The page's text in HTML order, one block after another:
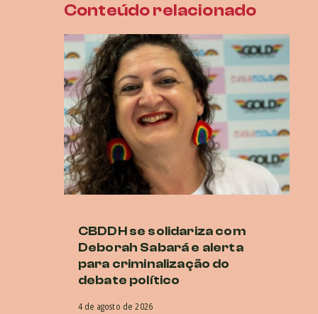
Conteúdo relacionado
CBDDH se solidariza com
Deborah Sabará e alerta
para criminalização do
debate político
4 de agosto de 2026